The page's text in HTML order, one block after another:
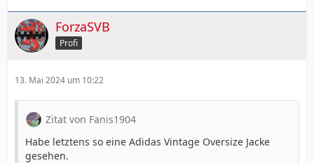
ForzaSVB
Profi
13. Mai 2024 um 10:22
Zitat von Fanis1904
Habe letztens so eine Adidas Vintage Oversize Jacke
gesehen.